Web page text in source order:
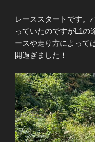
レーススタートです。
っていたのですがL1の
ースや走り方によって
開過ぎました！